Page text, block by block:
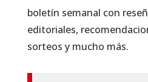
boletín semanal con
editoriales,
sorteos y mucho más.